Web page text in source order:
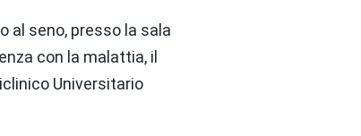
al seno, presso la sala
con la malattia, il
Universitario